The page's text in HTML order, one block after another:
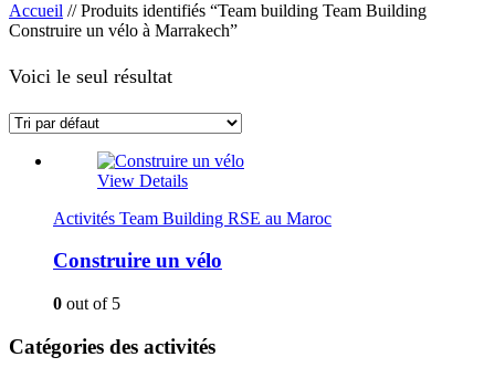
Accueil //Produits identifiés “Team building Team Building
Construire un vélo à Marrakech”
Voici le seul résultat
View Details
Activités Team Building RSE au Maroc
Construire un vélo
0 out of 5
Catégories des activités